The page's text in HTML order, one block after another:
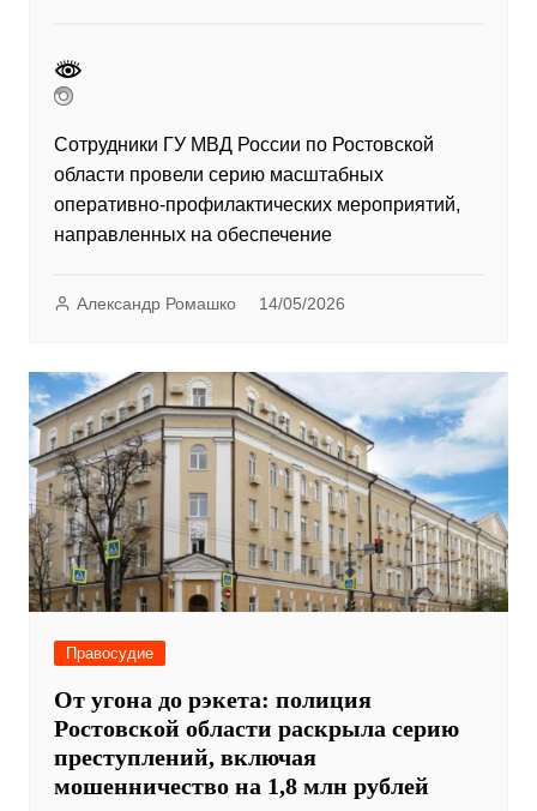
Сотрудники ГУ МВД России по Ростовской
области провели серию масштабных
оперативно-профилактических мероприятий,
направленных на обеспечение
Александр Ромашко 14/05/2026
Правосудие
От угона до рэкета: полиция
Ростовской области раскрыла серию
преступлений, включая
мошенничество на 1,8 млн рублей